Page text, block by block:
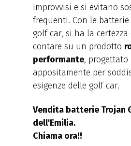
improvvisi e si evitano
frequenti. Con le
golf car, si ha la
contare su un prodotto
performante, progettato
appositamente per
esigenze delle golf car.
Vendita batterie Trojan
dell'Emilia.
Chiama ora!!